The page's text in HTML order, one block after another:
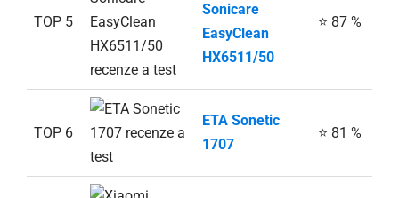
TOP 5
Sonicare
EasyClean
HX6511/50
⭐ 87 %
TOP 6
ETA Sonetic
1707
⭐ 81 %